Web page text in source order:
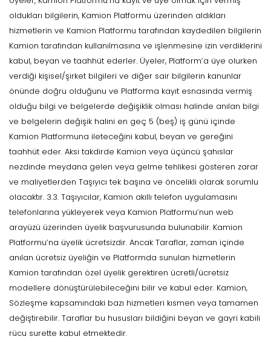
oldukları bilgilerin, Kamion Platformu üzerinden aldıkları
hizmetlerin ve Kamion Platformu tarafından kaydedilen bilgilerin
Kamion tarafından kullanılmasına ve işlenmesine izin verdiklerini
kabul, beyan ve taahhüt ederler. Üyeler, Platform’a üye olurken
verdiği kişisel/şirket bilgileri ve diğer sair bilgilerin kanunlar
önünde doğru olduğunu ve Platforma kayıt esnasında vermiş
olduğu bilgi ve belgelerde değişiklik olması halinde anılan bilgi
ve belgelerin değişik halini en geç 5 (beş) iş günü içinde
Kamion Platformuna ileteceğini kabul, beyan ve gereğini
taahhüt eder. Aksi takdirde Kamion veya üçüncü şahıslar
nezdinde meydana gelen veya gelme tehlikesi gösteren zarar
ve maliyetlerden Taşıyıcı tek başına ve öncelikli olarak sorumlu
olacaktır. 3.3. Taşıyıcılar, Kamion akıllı telefon uygulamasını
telefonlarına yükleyerek veya Kamion Platformu’nun web
arayüzü üzerinden üyelik başvurusunda bulunabilir. Kamion
Platformu’na üyelik ücretsizdir. Ancak Taraflar, zaman içinde
anılan ücretsiz üyeliğin ve Platformda sunulan hizmetlerin
Kamion tarafından özel üyelik gerektiren ücretli/ücretsiz
modellere dönüştürülebileceğini bilir ve kabul eder. Kamion,
Sözleşme kapsamındaki bazı hizmetleri kısmen veya tamamen
değiştirebilir. Taraflar bu hususları bildiğini beyan ve gayri kabili
rücu surette kabul etmektedir.